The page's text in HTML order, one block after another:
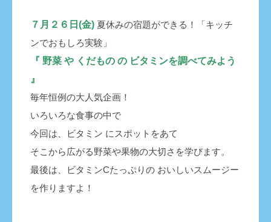
７月２６日(金) 夏休みの宿題ができる！「キッチ
ンでおもしろ実験」
『 野菜 や くだもの の ビタミンを調べてみよう
』
毎年恒例の大人気企画！
いろいろな食事の中で
今回は、ビタミン にスポットをあて
そこから広がる野菜や果物の大切さを学びます。
最後は、ビタミンCたっぷりの おいしいスムージー
を作りますよ！